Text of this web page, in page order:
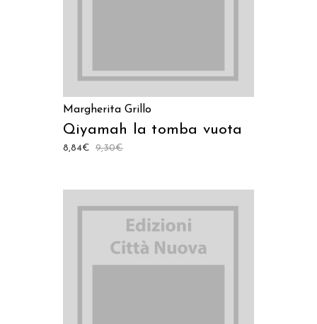
Margherita Grillo
Qiyamah la tomba vuota
9,30€
8,84€